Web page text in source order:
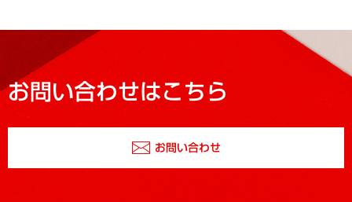
お問い合わせはこちら
お問い合わせ